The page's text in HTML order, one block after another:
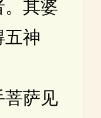
。其婆
五神
萨见